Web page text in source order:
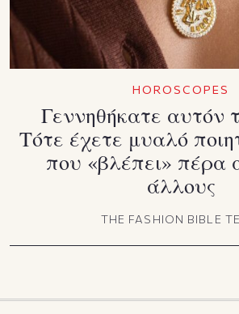
HOROSCOPES
Γεννηθήκατε αυτόν
Τότε έχετε μυαλό
που «βλέπει» πέρα
άλλους
THE FASHION BIBLE